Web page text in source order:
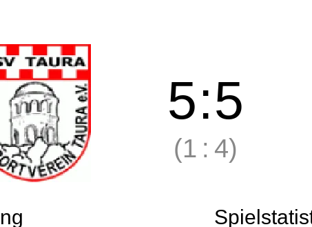
5:5
(1 : 4)